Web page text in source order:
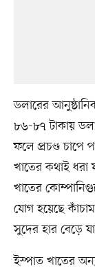
ডলারের
৮৬-৮৭ টাকায়
ফলে প্রচণ্ড চাপে
খাতের কথাই ধরা
খাতের
যোগ হয়েছে
সুদের হার বেড়ে
ইস্পাত খাতের